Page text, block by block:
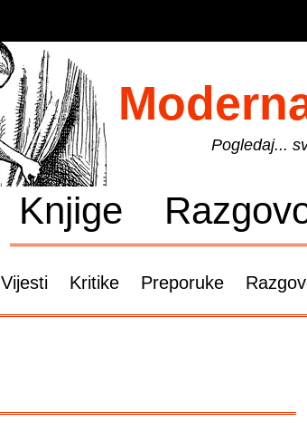
Pogledaj...
Knjige
Vijesti Kritike Preporuke